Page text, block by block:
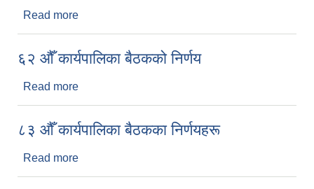
Read more
६२ औँ कार्यपालिका बैठकको निर्णय
Read more
८३ औँ कार्यपालिका बैठकका निर्णयहरू
Read more